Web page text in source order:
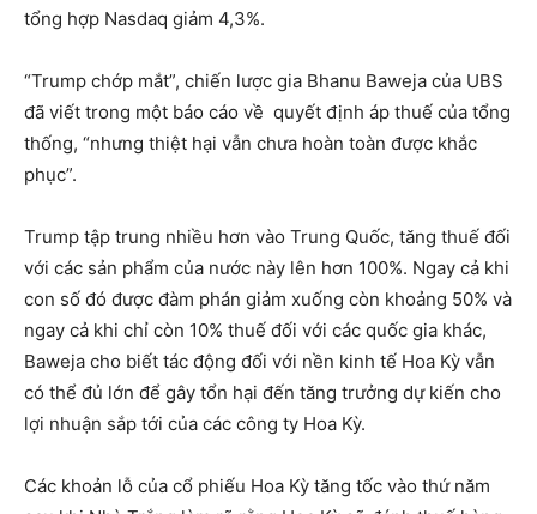
tổng hợp Nasdaq giảm 4,3%.
“Trump chớp mắt”, chiến lược gia Bhanu Baweja của UBS
đã viết trong một báo cáo về quyết định áp thuế của tổng
thống, “nhưng thiệt hại vẫn chưa hoàn toàn được khắc
phục”.
Trump tập trung nhiều hơn vào Trung Quốc, tăng thuế đối
với các sản phẩm của nước này lên hơn 100%. Ngay cả khi
con số đó được đàm phán giảm xuống còn khoảng 50% và
ngay cả khi chỉ còn 10% thuế đối với các quốc gia khác,
Baweja cho biết tác động đối với nền kinh tế Hoa Kỳ vẫn
có thể đủ lớn để gây tổn hại đến tăng trưởng dự kiến ​​cho
lợi nhuận sắp tới của các công ty Hoa Kỳ.
Các khoản lỗ của cổ phiếu Hoa Kỳ tăng tốc vào thứ năm